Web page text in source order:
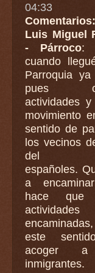
04:33
Luis Miguel
- Párroco:
cuando
Parroquia ya
pues
actividades
movimiento
sentido de
los vecinos
del
españoles.
a
hace que
actividades
este sentido de
acoger
inmigrantes.